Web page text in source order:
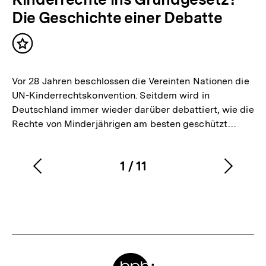
Die Geschichte einer Debatte
Inhalt
Vor 28 Jahren beschlossen die Vereinten Nationen die
UN-Kinderrechtskonvention. Seitdem wird in
Deutschland immer wieder darüber debattiert, wie die
Rechte von Minderjährigen am besten geschützt…
Karussellinhalt
1
von
/11
Vorherigen